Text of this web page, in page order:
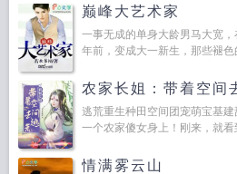
巅峰大艺术家
一事无成的单身大龄男马大宽
年前，变成大一新生，那些褪
农家长姐：带着空间
逃荒重生种田空间团宠萌宝基
一个农家傻女身上！刚来，就看
情满雾云山